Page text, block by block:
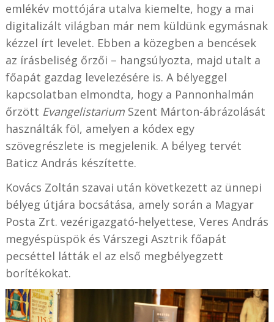
emlékév mottójára utalva kiemelte, hogy a mai
digitalizált világban már nem küldünk egymásnak
kézzel írt levelet. Ebben a közegben a bencések
az írásbeliség őrzői – hangsúlyozta, majd utalt a
főapát gazdag levelezésére is. A bélyeggel
kapcsolatban elmondta, hogy a Pannonhalmán
őrzött EvangelistariumSzent Márton-ábrázolását
használták föl, amelyen a kódex egy
szövegrészlete is megjelenik. A bélyeg tervét
Baticz András készítette.
Kovács Zoltán szavai után következett az ünnepi
bélyeg útjára bocsátása, amely során a Magyar
Posta Zrt. vezérigazgató-helyettese, Veres András
megyéspüspök és Várszegi Asztrik főapát
pecséttel látták el az első megbélyegzett
borítékokat.